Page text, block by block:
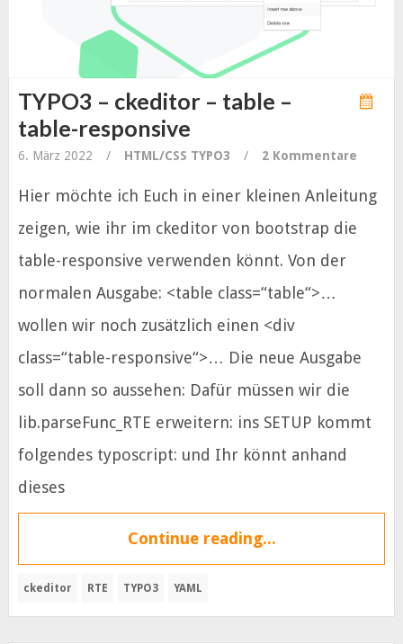
TYPO3 – ckeditor – table –
table-responsive
6. März 2022 / HTML/CSS TYPO3 / 2 Kommentare
Hier möchte ich Euch in einer kleinen Anleitung
zeigen, wie ihr im ckeditor von bootstrap die
table-responsive verwenden könnt. Von der
normalen Ausgabe: <table class=“table“>…
wollen wir noch zusätzlich einen <div
class=“table-responsive“>… Die neue Ausgabe
soll dann so aussehen: Dafür müssen wir die
lib.parseFunc_RTE erweitern: ins SETUP kommt
folgendes typoscript: und Ihr könnt anhand
dieses
Continue reading...
ckeditor RTE TYPO3 YAML